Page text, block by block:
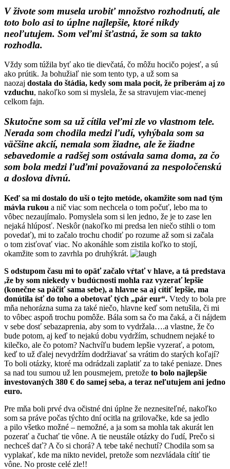
V živote som musela urobiť množstvo rozhodnutí, ale
toto bolo asi to úplne najlepšie, ktoré nikdy
neoľutujem. Som veľmi šťastná, že som sa takto
rozhodla.
Vždy som túžila byť ako tie dievčatá, čo môžu hocičo pojesť, a sú
ako prútik. Ja bohužiaľ nie som tento typ, a už som sa
naozaj dostala do štádia, kedy som mala pocit, že priberám aj zo
vzduchu, nakoľko som si myslela, že sa stravujem viac-menej
celkom fajn.
Skutočne som sa už cítila veľmi zle vo vlastnom tele.
Nerada som chodila medzi ľudí, vyhýbala som sa
väčšine akcií, nemala som žiadne, ale že žiadne
sebavedomie a radšej som ostávala sama doma, za čo
som bola medzi ľuďmi považovaná za nespoločenskú
a doslova divnú.
Keď sa mi dostalo do uší o tejto metóde, okamžite som nad tým
mávla rukou a nič viac som nechcela o tom počuť, lebo ma to
vôbec nezaujímalo. Pomyslela som si len jedno, že je to zase len
nejaká hlúposť. Neskôr (nakoľko mi predsa len niečo stihli o tom
povedať), mi to začalo trochu chodiť po rozume až som si začala
o tom zisťovať viac. No akonáhle som zistila koľko to stojí,
okamžite som to zavrhla po druhýkrát.
S odstupom času mi to opäť začalo vŕtať v hlave, a tá predstava
,že by som niekedy v budúcnosti mohla raz vyzerať lepšie
(konečne sa páčiť sama sebe), a hlavne sa aj cítiť lepšie, ma
donútila ísť do toho a obetovať tých „pár eur“. Vtedy to bola pre
mňa nehorázna suma za také niečo, hlavne keď som netušila, či mi
to vôbec aspoň trochu pomôže. Bála som sa čo ma čaká, a či nájdem
v sebe dosť sebazaprenia, aby som to vydržala….a vlastne, že čo
bude potom, aj keď to nejakú dobu vydržím, schudnem nejaké to
kilečko, ale čo potom? Nachvíľu budem lepšie vyzerať, a potom,
keď to už ďalej nevydržím dodržiavať sa vrátim do starých koľají?
To boli otázky, ktoré ma odrádzali zaplatiť za to také peniaze. Dnes
sa nad tou sumou už len pousmejem, pretože to bolo najlepšie
investovaných 380 € do samej seba, a teraz neľutujem ani jedno
euro.
Pre mňa boli prvé dva očistné dni úplne že neznesiteľné, nakoľko
som sa práve počas týchto dní ocitla na grilovačke, kde sa jedlo
a pilo všetko možné – nemožné, a ja som sa mohla tak akurát len
pozerať a čuchať tie vône. A tie neustále otázky do ľudí, Prečo si
nechceš dať? A čo si chorá? A tebe také nechutí? Chodila som sa
vyplakať, kde ma nikto nevidel, pretože som nezvládala cítiť tie
vône. No proste celé zle!!